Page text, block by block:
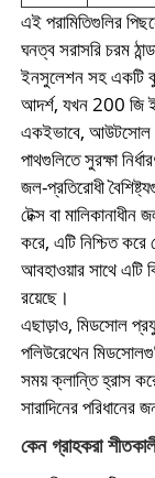
এই পরামিতিগুলির
ঘনত্ব সরাসরি চরম
ইনসুলেশন সহ একটি বুট
আদর্শ, যখন 200 জি
একইভাবে, আউটসোল
পাথগুলিতে সুরক্ষা
জল-প্রতিরোধী
টেক্স বা
করে, এটি নিশ্চিত
আবহাওয়ার সাথে এটি
রয়েছে।
এছাড়াও, মিডসোল
পলিউরেথেন
সময় ক্লান্তি হ্রাস
সারাদিনের
কেন গ্রাহকরা